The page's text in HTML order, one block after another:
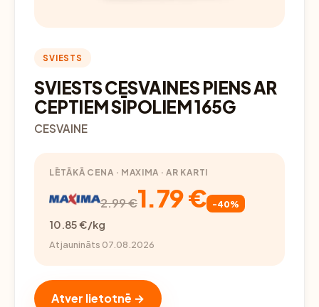
SVIESTS
SVIESTS CESVAINES PIENS AR
CEPTIEM SĪPOLIEM 165G
CESVAINE
LĒTĀKĀ CENA · MAXIMA · AR KARTI
2.99 €1.79 € -40%
10.85 €/kg
Atjaunināts 07.08.2026
Atver lietotnē →